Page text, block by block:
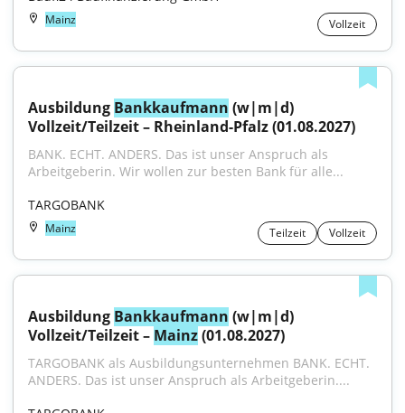
Mainz Vollzeit
Ausbildung Bankkaufmann (w|m|d)
Vollzeit/Teilzeit – Rheinland-Pfalz (01.08.2027)
BANK. ECHT. ANDERS. Das ist unser Anspruch als
Arbeitgeberin. Wir wollen zur besten Bank für alle...
TARGOBANK
Mainz Teilzeit Vollzeit
Ausbildung Bankkaufmann (w|m|d)
Vollzeit/Teilzeit – Mainz (01.08.2027)
TARGOBANK als Ausbildungsunternehmen BANK. ECHT.
ANDERS. Das ist unser Anspruch als Arbeitgeberin....